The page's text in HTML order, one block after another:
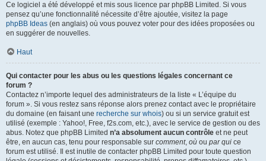
Ce logiciel a été développé et mis sous licence par phpBB Limited. Si vous
pensez qu’une fonctionnalité nécessite d’être ajoutée, visitez la page
phpBB Ideas (en anglais) où vous pouvez voter pour des idées proposées ou
en suggérer de nouvelles.
Haut
Qui contacter pour les abus ou les questions légales concernant ce
forum ?
Contactez n’importe lequel des administrateurs de la liste « L’équipe du
forum ». Si vous restez sans réponse alors prenez contact avec le propriétaire
du domaine (en faisant une recherche sur whois) ou si un service gratuit est
utilisé (exemple : Yahoo!, Free, f2s.com, etc.), avec le service de gestion ou des
abus. Notez que phpBB Limited n’a absolument aucun contrôle et ne peut
être, en aucun cas, tenu pour responsable sur comment, où ou par qui ce
forum est utilisé. Il est inutile de contacter phpBB Limited pour toute question